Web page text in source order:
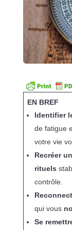
EN BREF
Identifier
de fatigue
votre vie
Recréer
rituels
contrôle.
qui vous
Se